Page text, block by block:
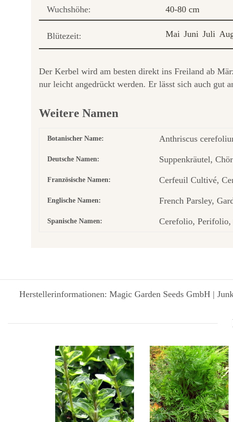
Wuchshöhe: 40-80 cm
Blütezeit: Mai Juni Juli
Der Kerbel wird am besten direkt ins Freiland ab
nur leicht angedrückt werden. Er lässt sich auch gut
Weitere Namen
Botanischer Name: Anthriscus
Deutsche Namen: Suppenkräutel,
Französische Namen: Cerfeuil Cultivé,
Englische Namen: French Parsley,
Spanische Namen: Cerefolio, Perifolio,
Herstellerinformationen: Magic Garden Seeds GmbH |